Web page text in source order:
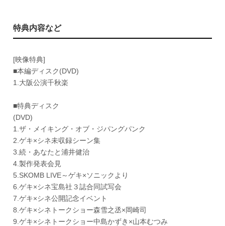
特典内容など
[映像特典]
■本編ディスク(DVD)
1.大阪公演千秋楽
■特典ディスク
(DVD)
1.ザ・メイキング・オブ・ジパングパンク
2.ゲキ×シネ未収録シーン集
3.続・あなたと浦井健治
4.製作発表会見
5.SKOMB LIVE～ゲキ×ソニックより
6.ゲキ×シネ宝島社３誌合同試写会
7.ゲキ×シネ公開記念イベント
8.ゲキ×シネトークショー森雪之丞×岡崎司
9.ゲキ×シネトークショー中島かずき×山本むつみ